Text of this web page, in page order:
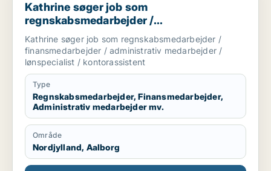
Kathrine søger job som
regnskabsmedarbejder /
finansmedarbejder / administrativ
medarbejder / lønspecialist /
kontorassistent
Kathrine søger job som regnskabsmedarbejder /
finansmedarbejder / administrativ medarbejder /
lønspecialist / kontorassistent
Type
Regnskabsmedarbejder, Finansmedarbejder,
Administrativ medarbejder mv.
Område
Nordjylland, Aalborg